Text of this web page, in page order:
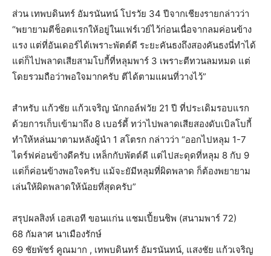
ส่วน เทพบดินทร์ อัมรนันทน์ โปรวัย 34 ปีจากเชียงรายกล่าวว่า
“พยายามตีช็อตแรกให้อยู่ในแฟร์เวย์ไว้ก่อนเนื่อจากลมค่อนข้าง
แรง แต่ที่อันเดอร์ได้เพราะพัตต์ดี ระยะคันธงถึงสองคันธงนี่ทำได้
แต่ก็ไปพลาดเสียสามโบกี้ที่หลุมพาร์ 3 เพราะตีทวนลมหมด แต่
โดยรวมถือว่าพอใจมากครับ ตีได้ตามแผนที่วางไว้”
สำหรับ แก้วชัย แก้วเจริญ นักกอล์ฟวัย 21 ปี ที่ประเดิมรอบแรก
ด้วยการเก็บเข้ามาถึง 8 เบอร์ดี้ ทว่าไปพลาดเสียสองดับเบิลโบกี้
ทำให้หล่นมาตามหลังผู้นำ 1 สโตรก กล่าวว่า “ออกไปหลุม 1-7
ไดร์ฟค่อนข้างดีครับ เหล็กกับพัตต์ดี แต่ไปสะดุดที่หลุม 8 กับ 9
แต่ก็ค่อนข้างพอใจครับ แม้จะยัมีหลุมที่ผิดพลาด ก็ต้องพยายาม
เล่นให้ผิดพลาดให้น้อยที่สุดครับ”
สรุปผลสิงห์ เอสเอที ขอนแก่น แชมเปี้ยนชิพ (สนามพาร์ 72)
68 กัมลาศ นาเมืองรักษ์
69 ชัยพัชร์ คูณมาก , เทพบดินทร์ อัมรนันทน์, แสงชัย แก้วเจริญ